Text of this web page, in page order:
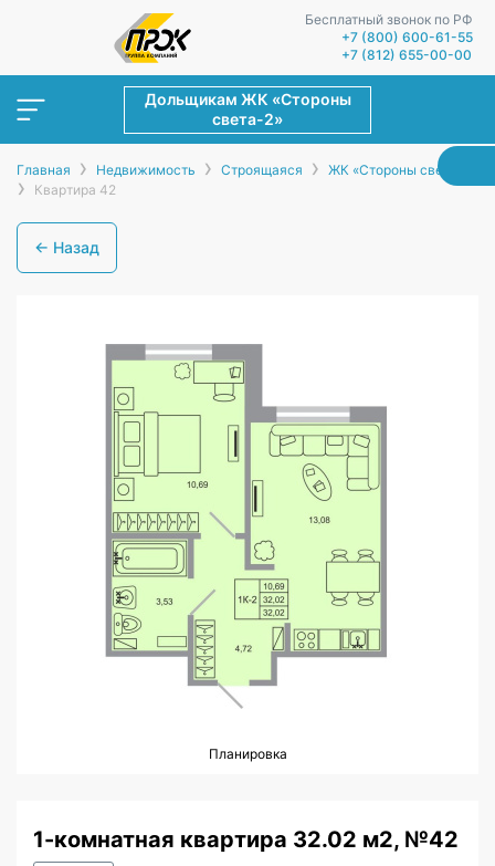
Бесплатный звонок по РФ
+7 (800) 600-61-55
+7 (812) 655-00-00
Дольщикам ЖК «Стороны
света-2»
Главная › Недвижимость › Строящаяся › ЖК «Стороны света-2»
› Квартира 42
← Назад
Планировка
1-комнатная квартира 32.02 м2, №42